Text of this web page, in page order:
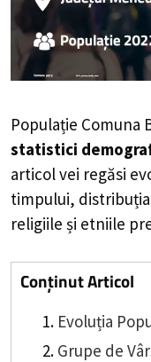
Populație Comuna
statistici
articol vei regăsi
timpului,
religiile și etniile
Conținut Articol
Evoluția
Grupe de